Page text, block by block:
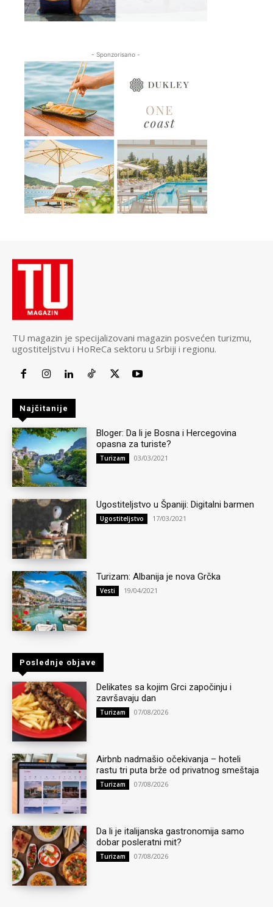
- Sponzorisano -
TU magazin je specijalizovani magazin posvećen turizmu,
ugostiteljstvu i HoReCa sektoru u Srbiji i regionu.
Najčitanije
Bloger: Da li je Bosna i Hercegovina
opasna za turiste?
Turizam 03/03/2021
Ugostiteljstvo u Španiji: Digitalni barmen
Ugostiteljstvo 17/03/2021
Turizam: Albanija je nova Grčka
Vesti 19/04/2021
Poslednje objave
Delikates sa kojim Grci započinju i
završavaju dan
Turizam 07/08/2026
Airbnb nadmašio očekivanja – hoteli
rastu tri puta brže od privatnog smeštaja
Turizam 07/08/2026
Da li je italijanska gastronomija samo
dobar posleratni mit?
Turizam 07/08/2026